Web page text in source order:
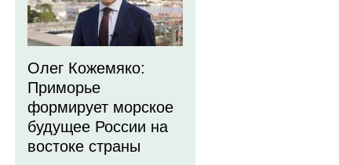
Олег Кожемяко:
Приморье
формирует морское
будущее России на
востоке страны